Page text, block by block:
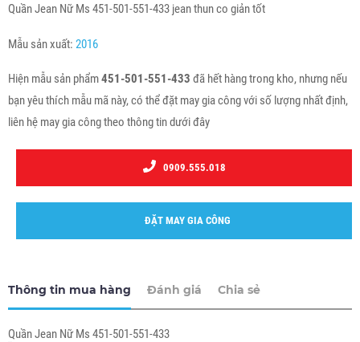
Quần Jean Nữ Ms 451-501-551-433 jean thun co giản tốt
Mẫu sản xuất: 2016
Hiện mẫu sản phẩm451-501-551-433 đã hết hàng trong kho, nhưng nếu
bạn yêu thích mẫu mã này, có thể đặt may gia công với số lượng nhất định,
liên hệ may gia công theo thông tin dưới đây
0909.555.018
ĐẶT MAY GIA CÔNG
Thông tin mua hàng Đánh giá Chia sẻ
Quần Jean Nữ Ms 451-501-551-433